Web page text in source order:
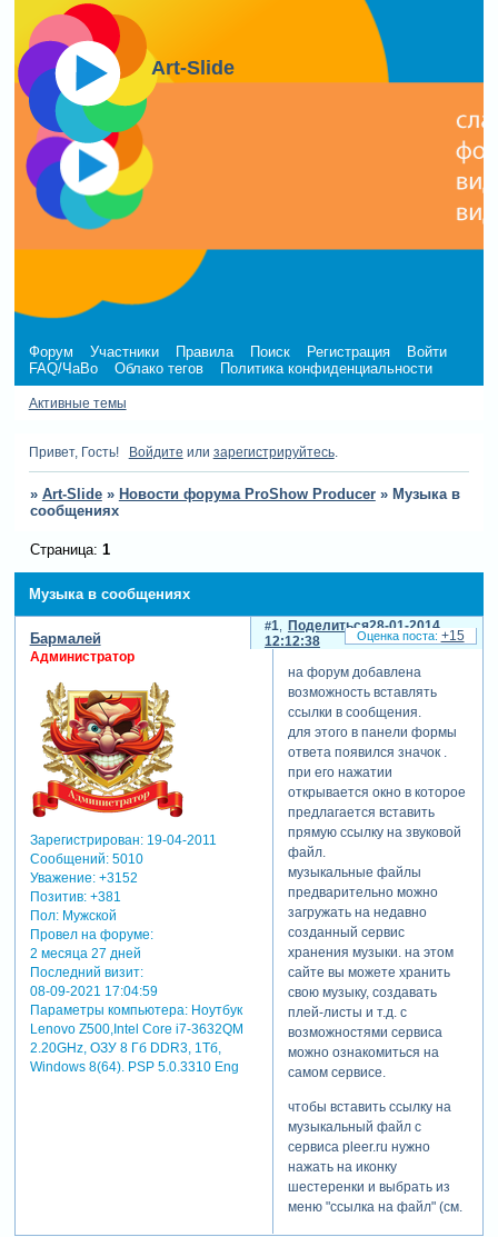
Art-Slide
Форум Участники Правила Поиск Регистрация
Войти
FAQ/ЧаВо
Облако тегов Политика конфиденциальности
Активные темы
Привет, Гость! Войдите или зарегистрируйтесь.
» Art-Slide » Новости форума ProShow Producer » Музыка в
сообщениях
Музыка в сообщениях
Страница: 1
Поделиться
1
28-01-2014
12:12:38
Бармалей
Администратор
Зарегистрирован: 19-04-2011
Сообщений:5010
Уважение: +3152
Позитив: +381
Пол:Мужской
Провел на форуме:
2 месяца 27 дней
Последний визит:
08-09-2021 17:04:59
Параметры компьютера:Ноутбук
Lenovo Z500,Intel Core i7-3632QM
2.20GHz, ОЗУ 8 Гб DDR3, 1Тб,
Windows 8(64). PSP 5.0.3310 Eng
на форум добавлена
возможность вставлять
ссылки в сообщения.
для этого в панели формы
ответа появился значок .
при его нажатии
открывается окно в которое
предлагается вставить
прямую ссылку на звуковой
файл.
музыкальные файлы
предварительно можно
загружать на недавно
созданный сервис
хранения музыки. на этом
сайте вы можете хранить
свою музыку, создавать
плей-листы и т.д. с
возможностями сервиса
можно ознакомиться на
самом сервисе.
чтобы вставить ссылку на
музыкальный файл с
сервиса pleer.ru нужно
нажать на иконку
шестеренки и выбрать из
меню "ссылка на файл" (см.
+15